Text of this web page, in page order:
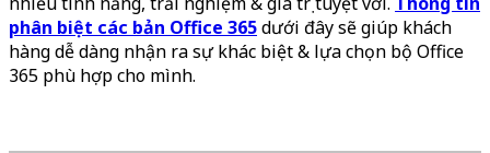
phân biệt các bản Office 365dưới đây sẽ giúp khách
hàng dễ dàng nhận ra sự khác biệt & lựa chọn bộ Office
365 phù hợp cho mình.